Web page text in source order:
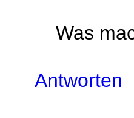
Was
Antworten